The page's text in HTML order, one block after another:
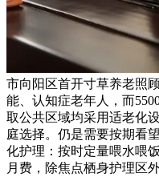
市向阳区首开寸草养老照
能、认知症老年人，而
取公共区域均采用适老化
庭选择。仍是需要按期看
化护理：按时定量喂水喂
月费，除焦点栖身护理区外